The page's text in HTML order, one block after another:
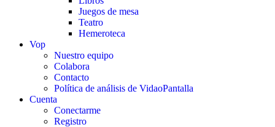
Juegos de mesa
Teatro
Hemeroteca
Vop
Nuestro equipo
Colabora
Contacto
Política de análisis de VidaoPantalla
Cuenta
Conectarme
Registro